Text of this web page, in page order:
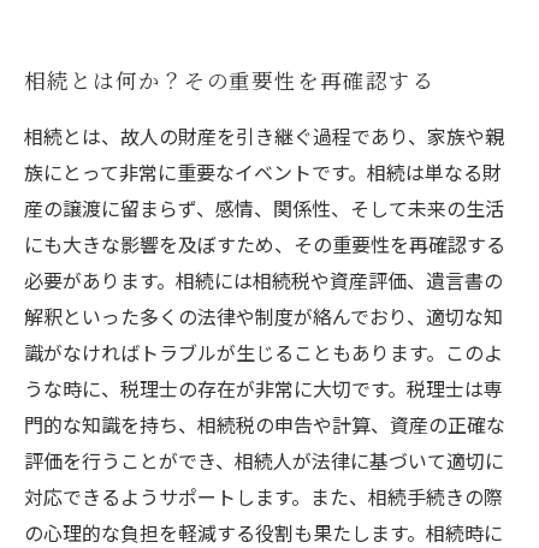
相続問題に立ち向かうための心強い味方、税理
士の選び方
相続とは何か？その重要性を再確認する
相続とは、故人の財産を引き継ぐ過程であり、家族や親
族にとって非常に重要なイベントです。相続は単なる財
産の譲渡に留まらず、感情、関係性、そして未来の生活
にも大きな影響を及ぼすため、その重要性を再確認する
必要があります。相続には相続税や資産評価、遺言書の
解釈といった多くの法律や制度が絡んでおり、適切な知
識がなければトラブルが生じることもあります。このよ
うな時に、税理士の存在が非常に大切です。税理士は専
門的な知識を持ち、相続税の申告や計算、資産の正確な
評価を行うことができ、相続人が法律に基づいて適切に
対応できるようサポートします。また、相続手続きの際
の心理的な負担を軽減する役割も果たします。相続時に